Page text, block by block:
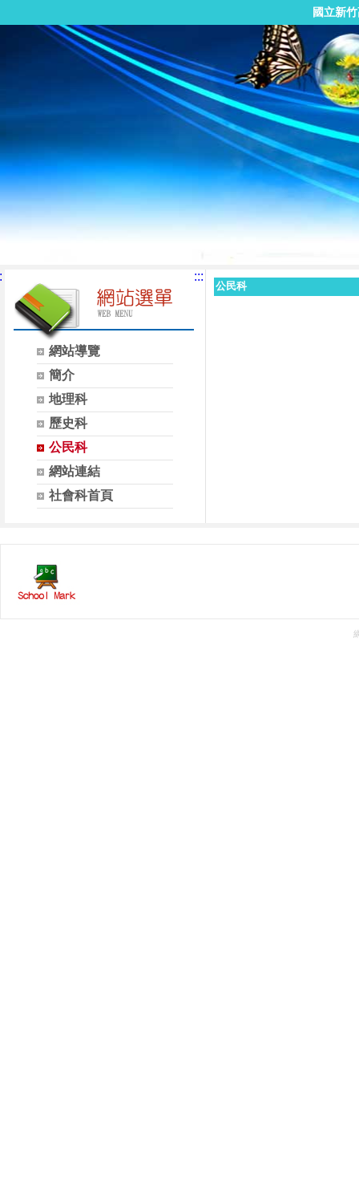
國立新
網站導覽
簡介
地理科
歷史科
公民科
網站連結
社會科首頁
:::
公民科